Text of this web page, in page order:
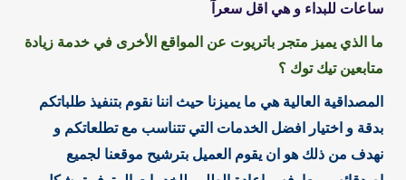
ساعات للبداء و هي اقل سعرآ
ما الذي يميز متجر باتريوت عن المواقع الأخرى في خدمة زيادة
متابعين تيك توك ؟
المصداقية العالية هي ما يميزنا حيث اننا نقوم بتنفيذ طلباتكم
بدقة و اختيار افضل الخدمات التي تتناسب مع تطلعاتكم و
نهدف من ذلك هو ان يقوم العميل بترشيح موقعنا لجميع